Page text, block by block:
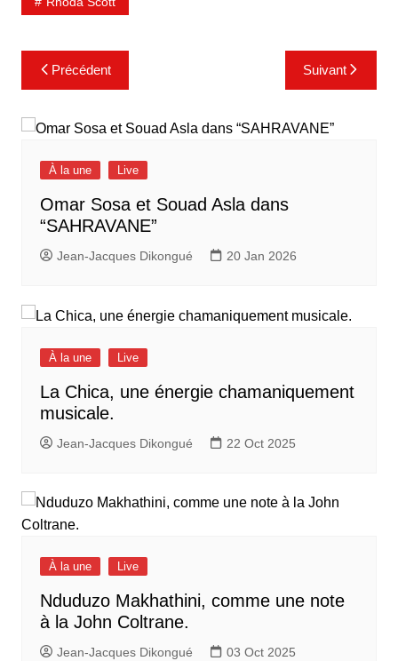
Navigation
de
l’article
Précédent Suivant
À la une Live
Omar Sosa et Souad Asla dans
“SAHRAVANE”
Jean-Jacques Dikongué 20 Jan 2026
À la une Live
La Chica, une énergie chamaniquement
musicale.
Jean-Jacques Dikongué 22 Oct 2025
À la une Live
Nduduzo Makhathini, comme une note
à la John Coltrane.
Jean-Jacques Dikongué 03 Oct 2025